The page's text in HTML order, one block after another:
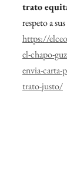
trato
respeto a
https://
el-chapo-
envia-carta-
trato-justo/